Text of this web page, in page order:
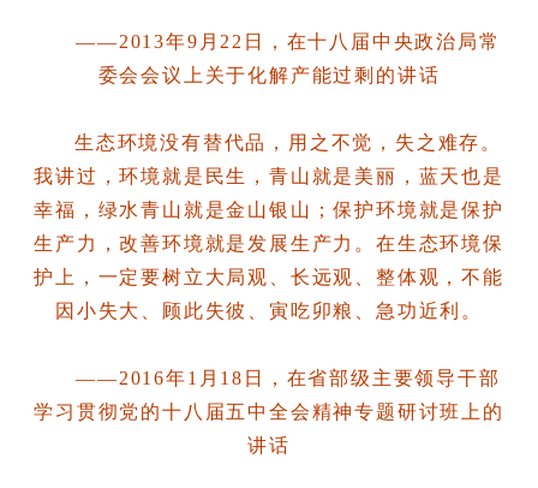
——2013年9月22日，在十八届中央政治局常
委会会议上关于化解产能过剩的讲话
生态环境没有替代品，用之不觉，失之难存。
我讲过，环境就是民生，青山就是美丽，蓝天也是
幸福，绿水青山就是金山银山；保护环境就是保护
生产力，改善环境就是发展生产力。在生态环境保
护上，一定要树立大局观、长远观、整体观，不能
因小失大、顾此失彼、寅吃卯粮、急功近利。
——2016年1月18日，在省部级主要领导干部
学习贯彻党的十八届五中全会精神专题研讨班上的
讲话